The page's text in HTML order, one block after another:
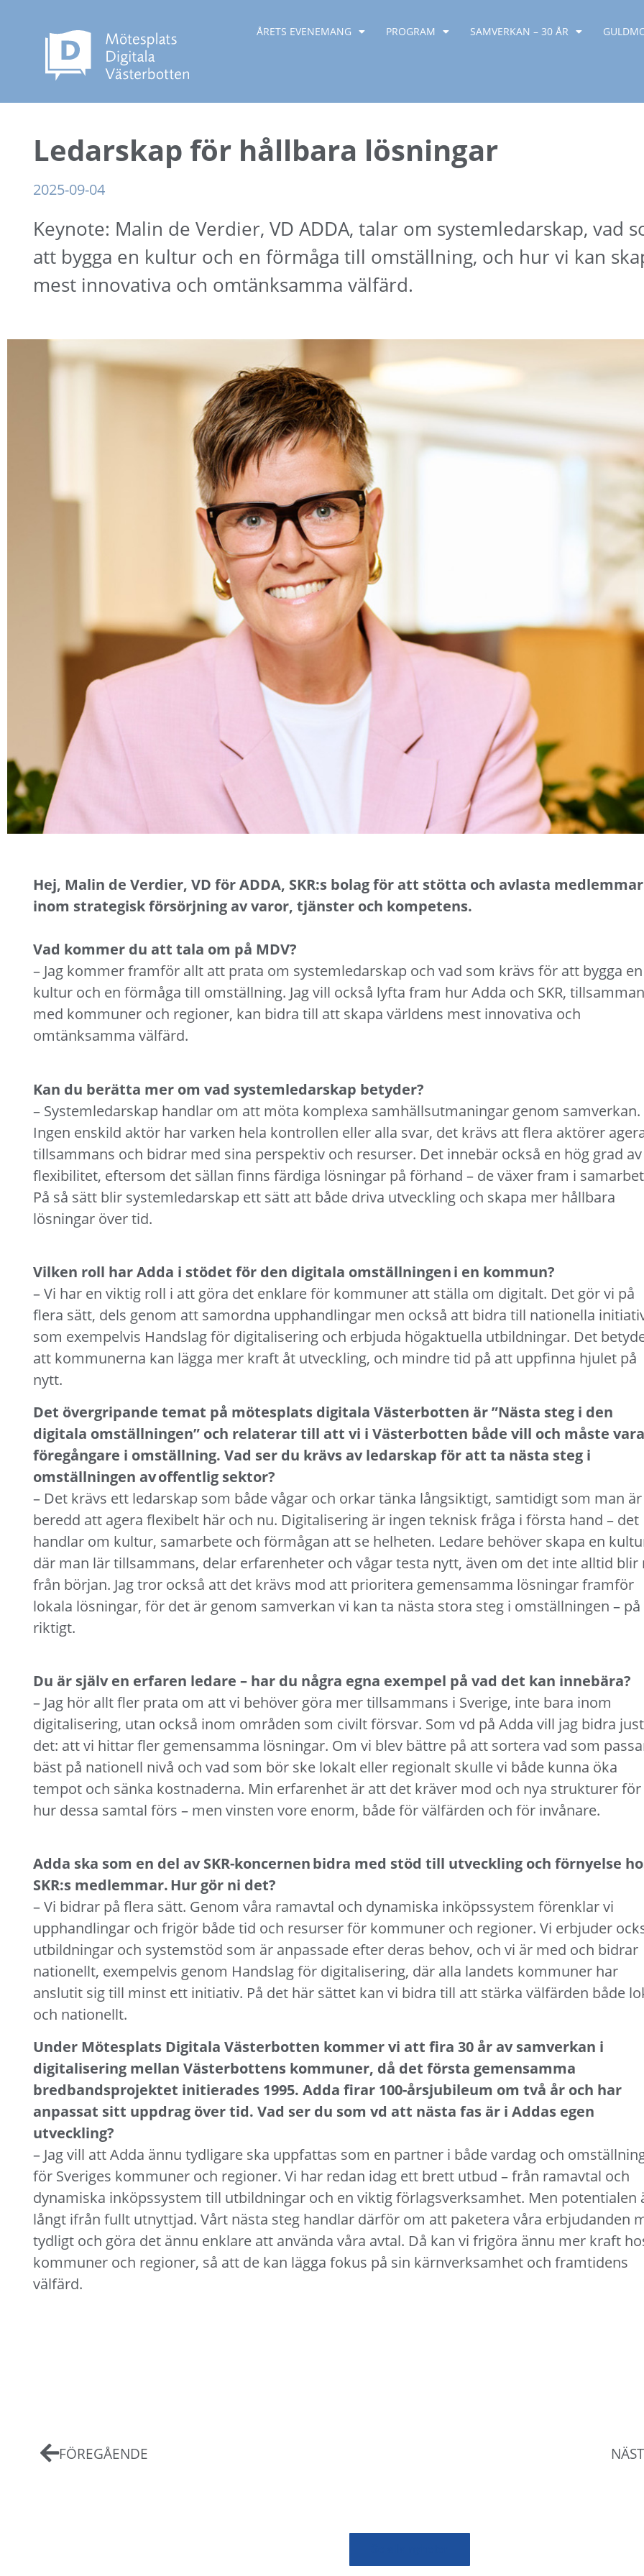
ÅRETS EVENEMANG PROGRAM SAMVERKAN – 30 ÅR
Ledarskap för hållbara lösningar
2025-09-04
Keynote: Malin de Verdier, VD ADDA, talar om systemledarskap, vad
att bygga en kultur och en förmåga till omställning, och hur vi kan
mest innovativa och omtänksamma välfärd.
Hej, Malin de Verdier, VD för ADDA, SKR:s bolag för att stötta och avlasta
inom strategisk försörjning av varor, tjänster och kompetens.
Vad kommer du att tala om på MDV?
– Jag kommer framför allt att prata om systemledarskap och vad som krävs för att bygga en
kultur och en förmåga till omställning. Jag vill också lyfta fram hur Adda och SKR,
med kommuner och regioner, kan bidra till att skapa världens mest innovativa och
omtänksamma välfärd.
Kan du berätta mer om vad systemledarskap betyder?
– Systemledarskap handlar om att möta komplexa samhällsutmaningar genom samverkan.
Ingen enskild aktör har varken hela kontrollen eller alla svar, det krävs att flera aktörer
tillsammans och bidrar med sina perspektiv och resurser. Det innebär också en hög grad av
flexibilitet, eftersom det sällan finns färdiga lösningar på förhand – de växer fram i
På så sätt blir systemledarskap ett sätt att både driva utveckling och skapa mer hållbara
lösningar över tid.
Vilken roll har Adda i stödet för den digitala omställningen i en kommun?
– Vi har en viktig roll i att göra det enklare för kommuner att ställa om digitalt. Det gör vi på
flera sätt, dels genom att samordna upphandlingar men också att bidra till nationella
som exempelvis Handslag för digitalisering och erbjuda högaktuella utbildningar. Det
att kommunerna kan lägga mer kraft åt utveckling, och mindre tid på att uppfinna hjulet på
nytt.
Det övergripande temat på mötesplats digitala Västerbotten är ”Nästa steg i den
digitala omställningen” och relaterar till att vi i Västerbotten både vill och måste vara
föregångare i omställning. Vad ser du krävs av ledarskap för att ta nästa steg i
omställningen av offentlig sektor?
– Det krävs ett ledarskap som både vågar och orkar tänka långsiktigt, samtidigt som man är
beredd att agera flexibelt här och nu. Digitalisering är ingen teknisk fråga i första hand – det
handlar om kultur, samarbete och förmågan att se helheten. Ledare behöver skapa en
där man lär tillsammans, delar erfarenheter och vågar testa nytt, även om det inte alltid blir
från början. Jag tror också att det krävs mod att prioritera gemensamma lösningar framför
lokala lösningar, för det är genom samverkan vi kan ta nästa stora steg i omställningen – på
riktigt.
Du är själv en erfaren ledare – har du några egna exempel på vad det kan innebära?
– Jag hör allt fler prata om att vi behöver göra mer tillsammans i Sverige, inte bara inom
digitalisering, utan också inom områden som civilt försvar. Som vd på Adda vill jag bidra
det: att vi hittar fler gemensamma lösningar. Om vi blev bättre på att sortera vad som
bäst på nationell nivå och vad som bör ske lokalt eller regionalt skulle vi både kunna öka
tempot och sänka kostnaderna. Min erfarenhet är att det kräver mod och nya strukturer för
hur dessa samtal förs – men vinsten vore enorm, både för välfärden och för invånare.
Adda ska som en del av SKR-koncernen bidra med stöd till utveckling och förnyelse
SKR:s medlemmar. Hur gör ni det?
– Vi bidrar på flera sätt. Genom våra ramavtal och dynamiska inköpssystem förenklar vi
upphandlingar och frigör både tid och resurser för kommuner och regioner. Vi erbjuder
utbildningar och systemstöd som är anpassade efter deras behov, och vi är med och bidrar
nationellt, exempelvis genom Handslag för digitalisering, där alla landets kommuner har
anslutit sig till minst ett initiativ. På det här sättet kan vi bidra till att stärka välfärden både
och nationellt.
Under Mötesplats Digitala Västerbotten kommer vi att fira 30 år av samverkan i
digitalisering mellan Västerbottens kommuner, då det första gemensamma
bredbandsprojektet initierades 1995. Adda firar 100-årsjubileum om två år och har
anpassat sitt uppdrag över tid. Vad ser du som vd att nästa fas är i Addas egen
utveckling?
– Jag vill att Adda ännu tydligare ska uppfattas som en partner i både vardag och
för Sveriges kommuner och regioner. Vi har redan idag ett brett utbud – från ramavtal och
dynamiska inköpssystem till utbildningar och en viktig förlagsverksamhet. Men potentialen
långt ifrån fullt utnyttjad. Vårt nästa steg handlar därför om att paketera våra erbjudanden
tydligt och göra det ännu enklare att använda våra avtal. Då kan vi frigöra ännu mer kraft
kommuner och regioner, så att de kan lägga fokus på sin kärnverksamhet och framtidens
välfärd.
FÖREGÅENDE